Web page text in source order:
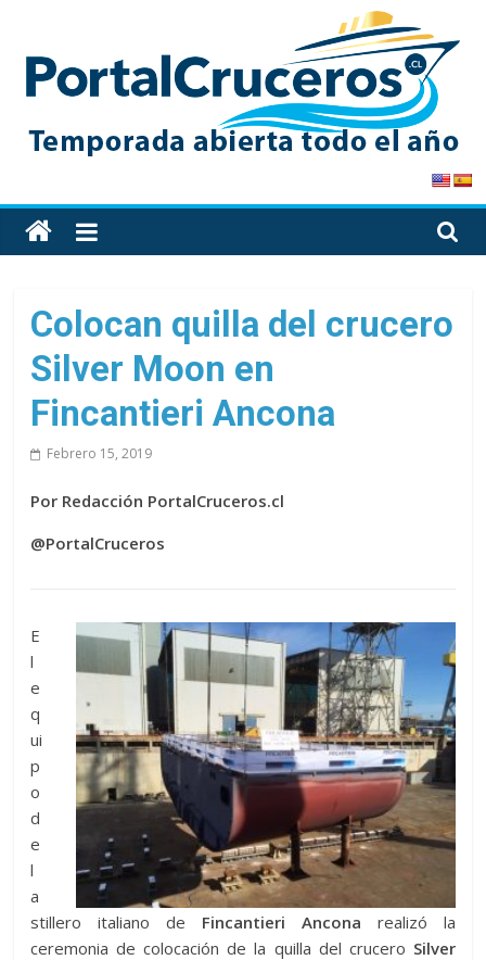
content
PortalCruceros
Toda
la
de
cruceros
en
solo
Colocan quilla del crucero
Silver Moon en
Fincantieri Ancona
Febrero 15, 2019
Por Redacción PortalCruceros.cl
@PortalCruceros
E
l
e
q
ui
p
o
d
e
l
a
stillero italiano de Fincantieri Ancona realizó la
ceremonia de colocación de la quilla del crucero Silver